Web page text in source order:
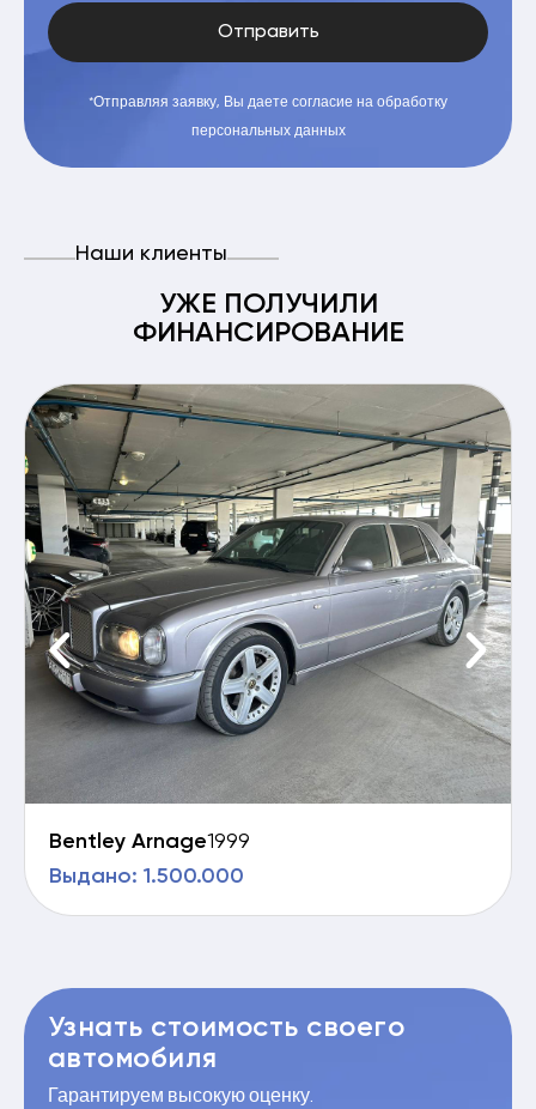
Отправить
*Отправляя заявку, Вы даете согласие на обработку
персональных данных
Наши клиенты
УЖЕ ПОЛУЧИЛИ
ФИНАНСИРОВАНИЕ
Bentley Arnage1999
Выдано: 1.500.000
Узнать стоимость своего
автомобиля
Гарантируем высокую оценку.